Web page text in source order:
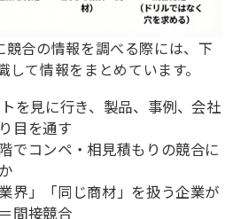
合の情報を調べる際には、下
て情報をまとめています。
を見に行き、製品、事例、会社
目を通す
でコンペ・相見積もりの競合に
界」「同じ商材」を扱う企業が
間接競合